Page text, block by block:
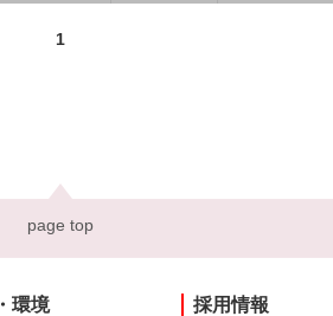
1
page top
環境 採用情報